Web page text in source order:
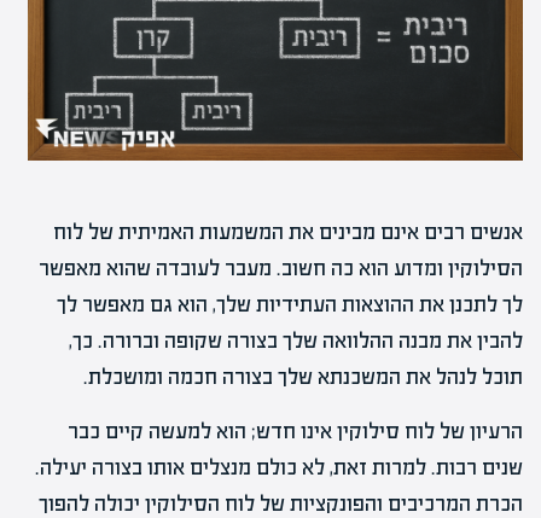
אנשים רבים אינם מבינים את המשמעות האמיתית של לוח
הסילוקין ומדוע הוא כה חשוב. מעבר לעובדה שהוא מאפשר
לך לתכנן את ההוצאות העתידיות שלך, הוא גם מאפשר לך
להבין את מבנה ההלוואה שלך בצורה שקופה וברורה. כך,
תוכל לנהל את המשכנתא שלך בצורה חכמה ומושכלת.
הרעיון של לוח סילוקין אינו חדש; הוא למעשה קיים כבר
שנים רבות. למרות זאת, לא כולם מנצלים אותו בצורה יעילה.
הכרת המרכיבים והפונקציות של לוח הסילוקין יכולה להפוך